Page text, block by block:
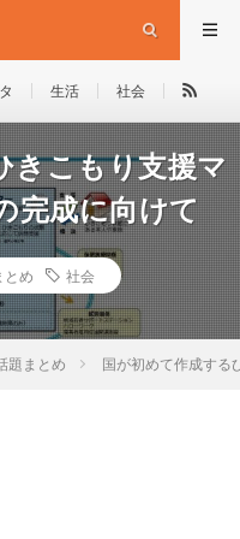
生活 社会
きこもり支援マ
完成に向けて
とめ 社会
題まとめ 国が初めて作成する